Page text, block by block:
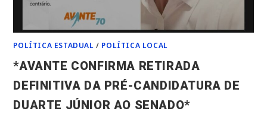
POLÍTICA ESTADUAL / POLÍTICA LOCAL
*AVANTE CONFIRMA RETIRADA
DEFINITIVA DA PRÉ-CANDIDATURA DE
DUARTE JÚNIOR AO SENADO*